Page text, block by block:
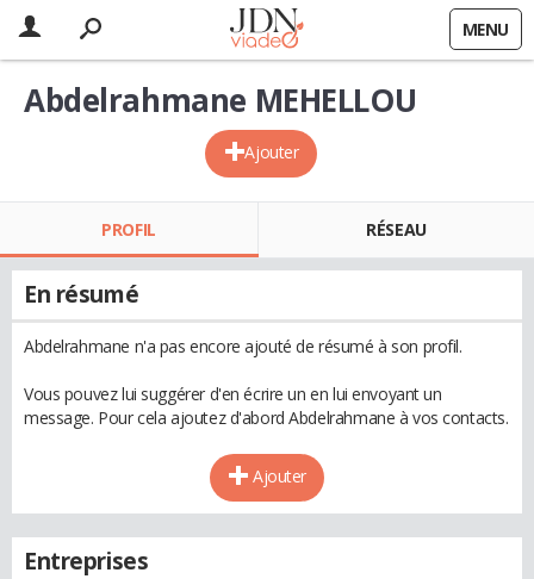
MENU
Ajouter
Abdelrahmane MEHELLOU
PROFIL RÉSEAU
En résumé
Abdelrahmane n'a pas encore ajouté de résumé à son profil.
Vous pouvez lui suggérer d'en écrire un en lui envoyant un
message. Pour cela ajoutez d'abord Abdelrahmane à vos contacts.
Ajouter
Entreprises